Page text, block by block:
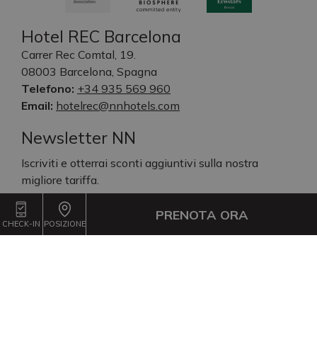
CHECK-IN POSIZIONE
PRENOTA ORA
Hotel REC Barcelona
Carrer Rec Comtal, 19.
08003 Barcelona, Spagna
Telefono: +34 935 569 960
Email: hotelrec@nnhotels.com
Newsletter NN
Iscriviti e otterrai sconti aggiuntivi sulla nostra
migliore tariffa.
Email*